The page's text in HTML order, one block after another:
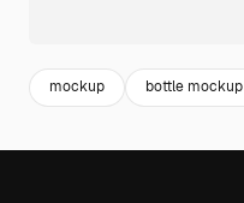
mockup bottle mockup